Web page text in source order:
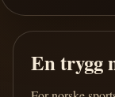
En trygg